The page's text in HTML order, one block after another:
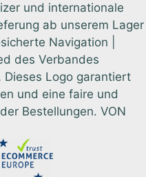
und internationale
ab unserem Lager
Navigation |
des Verbandes
Dieses Logo garantiert
und eine faire und
Bestellungen. VON